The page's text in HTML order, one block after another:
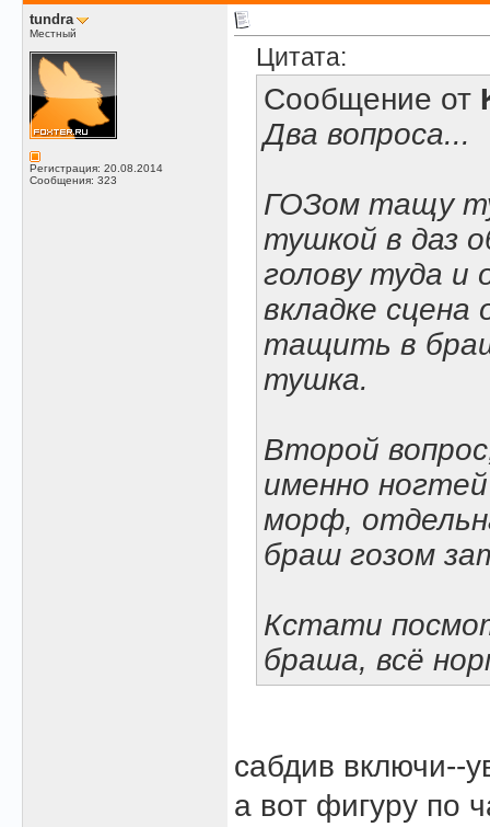
tundra
Местный
Регистрация: 20.08.2014
Сообщения: 323
Цитата:
Сообщение от
Два вопроса...
ГОЗом тащу
тушкой в даз
голову туда и
вкладке сцена
тащить в
тушка.
Второй
именно
морф,
браш гозом
Кстати
браша, всё
сабдив включи--
а вот фигуру по